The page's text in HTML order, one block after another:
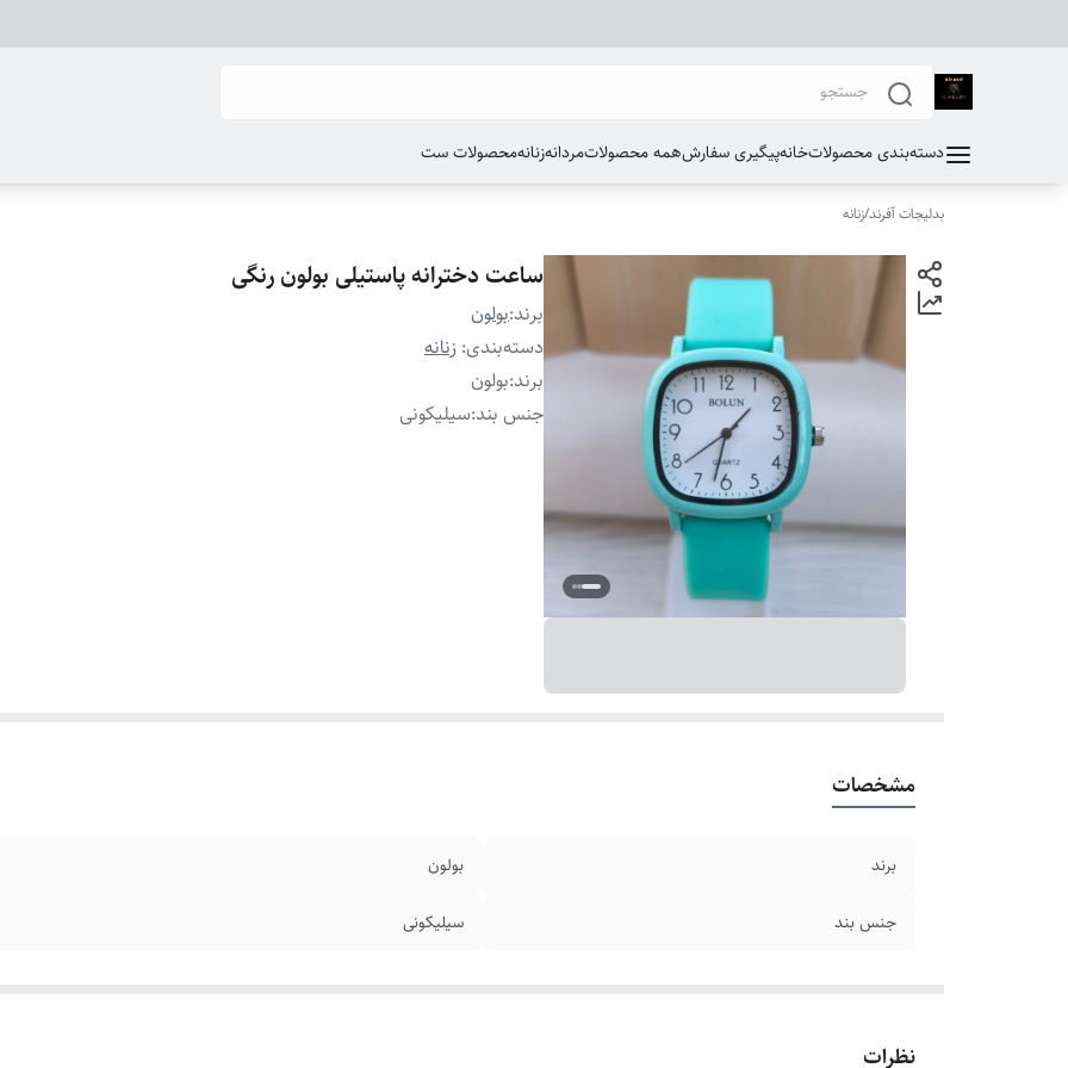
دسته‌بندی محصولاتخانهپیگیری سفارشهمه محصولاتمردانهزنانهمحصولات ست
بدلیجات آفرند/زنانه
ساعت دخترانه پاستیلی بولون رنگی
برند:بولون
دسته‌بندی: زنانه
برند:بولون
جنس بند:سیلیکونی
مشخصات
برند بولون
جنس بند سیلیکونی
نظرات